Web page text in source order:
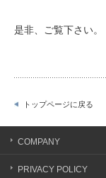
是非、ご覧下さい。
トップページに戻る
COMPANY
PRIVACY POLICY